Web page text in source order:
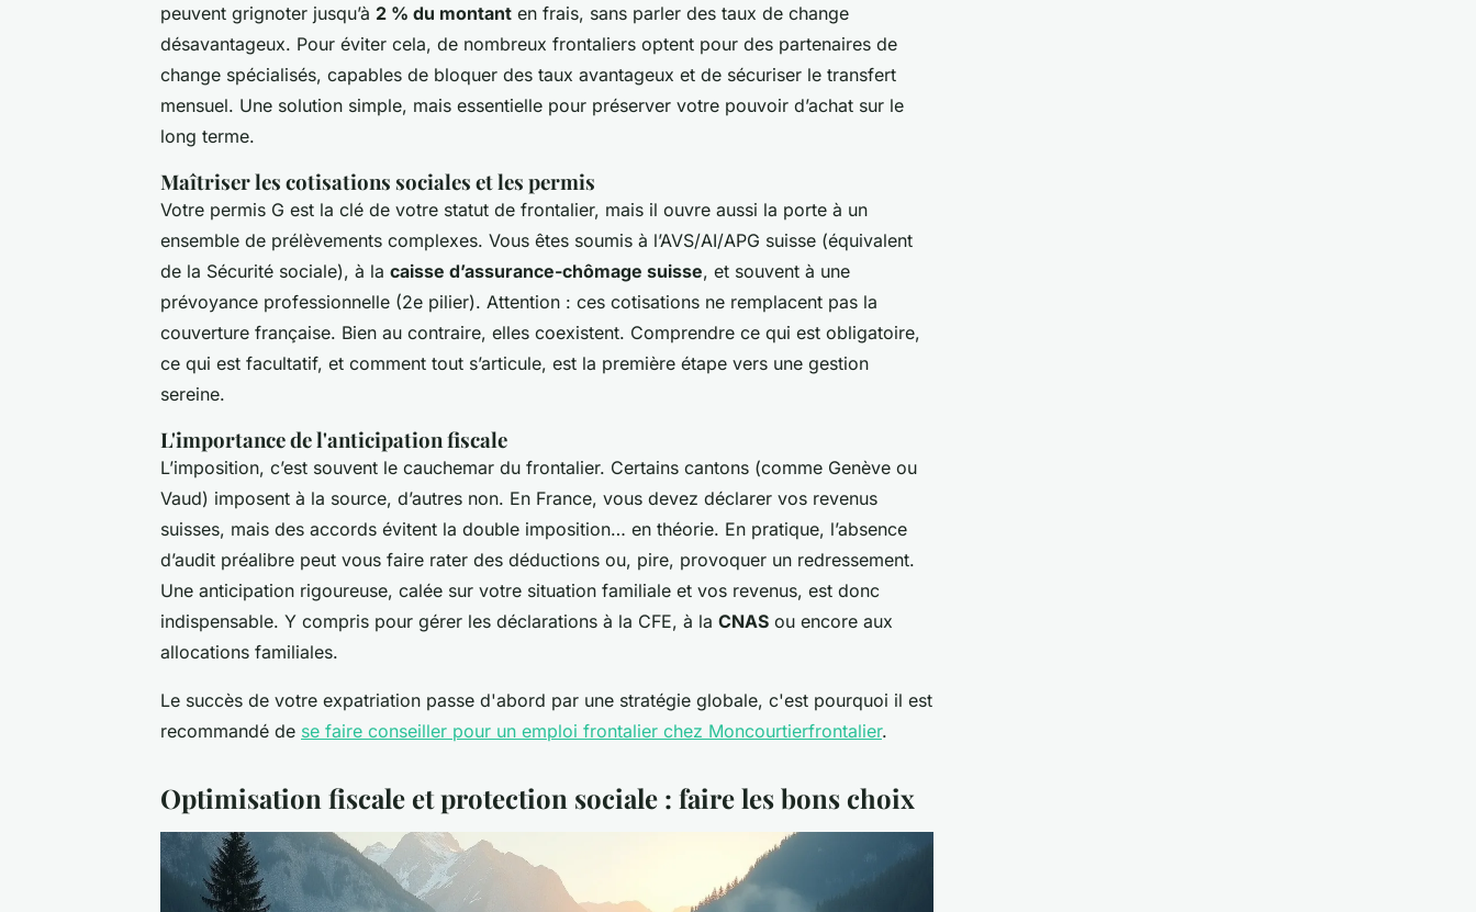
peuvent grignoter jusqu’à 2 % du montant en frais, sans parler des taux de change
désavantageux. Pour éviter cela, de nombreux frontaliers optent pour des partenaires de
change spécialisés, capables de bloquer des taux avantageux et de sécuriser le transfert
mensuel. Une solution simple, mais essentielle pour préserver votre pouvoir d’achat sur le
long terme.
Maîtriser les cotisations sociales et les permis
Votre permis G est la clé de votre statut de frontalier, mais il ouvre aussi la porte à un
ensemble de prélèvements complexes. Vous êtes soumis à l’AVS/AI/APG suisse (équivalent
de la Sécurité sociale), à la caisse d’assurance-chômage suisse, et souvent à une
prévoyance professionnelle (2e pilier). Attention : ces cotisations ne remplacent pas la
couverture française. Bien au contraire, elles coexistent. Comprendre ce qui est obligatoire,
ce qui est facultatif, et comment tout s’articule, est la première étape vers une gestion
sereine.
L'importance de l'anticipation fiscale
L’imposition, c’est souvent le cauchemar du frontalier. Certains cantons (comme Genève ou
Vaud) imposent à la source, d’autres non. En France, vous devez déclarer vos revenus
suisses, mais des accords évitent la double imposition… en théorie. En pratique, l’absence
d’audit préalibre peut vous faire rater des déductions ou, pire, provoquer un redressement.
Une anticipation rigoureuse, calée sur votre situation familiale et vos revenus, est donc
indispensable. Y compris pour gérer les déclarations à la CFE, à la CNAS ou encore aux
allocations familiales.
Le succès de votre expatriation passe d'abord par une stratégie globale, c'est pourquoi il est
recommandé de se faire conseiller pour un emploi frontalier chez Moncourtierfrontalier.
Optimisation fiscale et protection sociale : faire les bons choix